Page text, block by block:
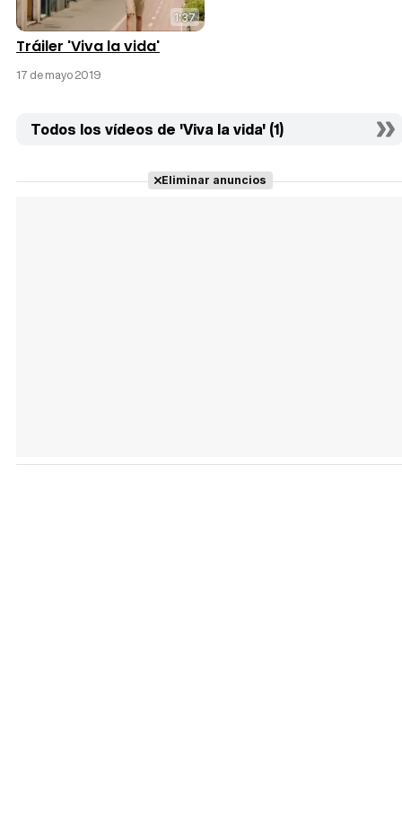
1:37
Tráiler 'Viva la vida'
17 de mayo 2019
Todos los vídeos de 'Viva la vida' (1)
Eliminar anuncios